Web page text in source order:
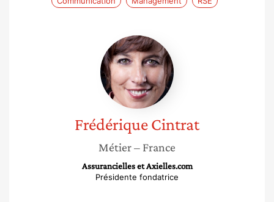
Frédérique
Cintrat
FrédériqueCintrat
Métier– France
Assurancielles et Axielles.com
Présidente fondatrice